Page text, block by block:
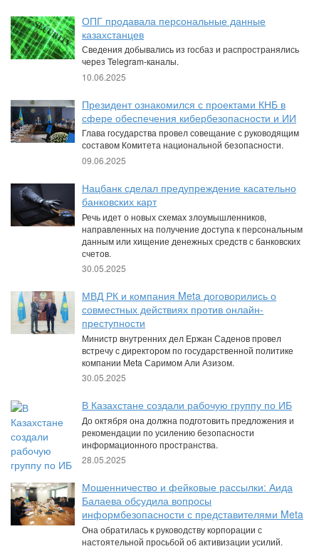
ОПГ продавала персональные данные
казахстанцев
Сведения добывались из госбаз и распространялись
через Telegram-каналы.
10.06.2025
Президент ознакомился с проектами КНБ в
сфере обеспечения кибербезопасности и ИИ
Глава государства провел совещание с руководящим
составом Комитета национальной безопасности.
09.06.2025
Нацбанк сделал предупреждение касательно
банковских карт
Речь идет о новых схемах злоумышленников,
направленных на получение доступа к персональным
данным или хищение денежных средств с банковских
счетов.
30.05.2025
МВД РК и компания Meta договорились о
совместных действиях против онлайн-
преступности
Министр внутренних дел Ержан Саденов провел
встречу с директором по государственной политике
компании Meta Саримом Али Азизом.
30.05.2025
В Казахстане создали рабочую группу по ИБ
До октября она должна подготовить предложения и
рекомендации по усилению безопасности
информационного пространства.
28.05.2025
Мошенничество и фейковые рассылки: Аида
Балаева обсудила вопросы
информбезопасности с представителями Meta
Она обратилась к руководству корпорации с
настоятельной просьбой об активизации усилий.